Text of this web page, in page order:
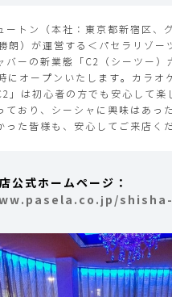
ートン（本社：東京都新宿区、
朗）が運営する＜パセラリゾー
バーの新業態「C2（シーツー）
にオープンいたします。カラオ
」は初心者の方でも安心して楽
ており、シーシャに興味はあっ
った皆様も、安心してご来店く
公式ホームページ：